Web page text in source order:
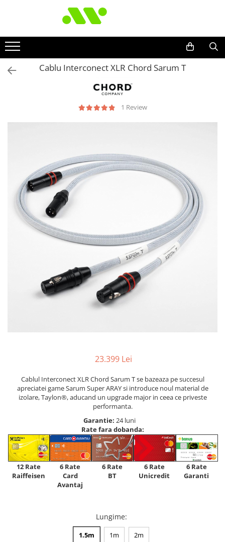
Cablu Interconect XLR Chord Sarum T
1 Review
23.399 Lei
Cablul Interconect XLR Chord Sarum T se bazeaza pe succesul
apreciatei game Sarum Super ARAY si introduce noul material de
izolare, Taylon®, aducand un upgrade major in ceea ce priveste
performanta.
Garantie: 24 luni
Rate fara dobanda:
12 Rate
Raiffeisen
6 Rate
Card
Avantaj
6 Rate
BT
6 Rate
Unicredit
6 Rate
Garanti
Lungime:
1.5m 1m 2m